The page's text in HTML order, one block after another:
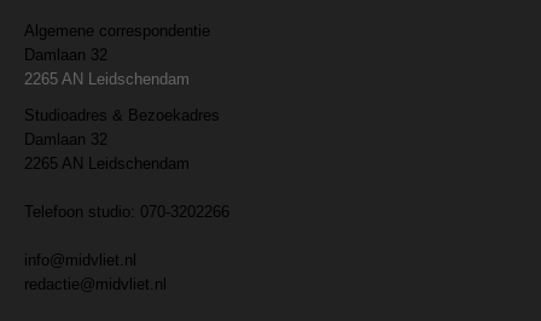
Algemene correspondentie
Damlaan 32
2265 AN Leidschendam
Studioadres & Bezoekadres
Damlaan 32
2265 AN Leidschendam
Telefoon studio: 070-3202266
info@midvliet.nl
redactie@midvliet.nl